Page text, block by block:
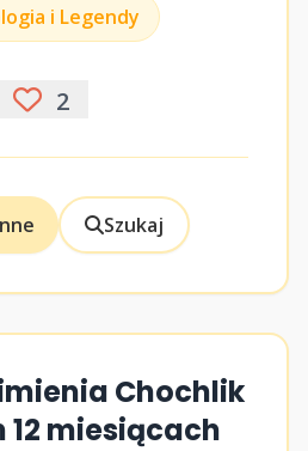
i Legendy
2
Szukaj
Chochlik
miesiącach